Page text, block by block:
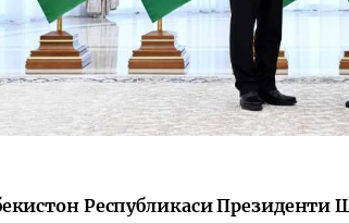
Республикаси